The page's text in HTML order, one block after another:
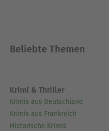
Beliebte Themen
Krimi & Thriller
Krimis aus Deutschland
Krimis aus Frankreich
Historische Krimis